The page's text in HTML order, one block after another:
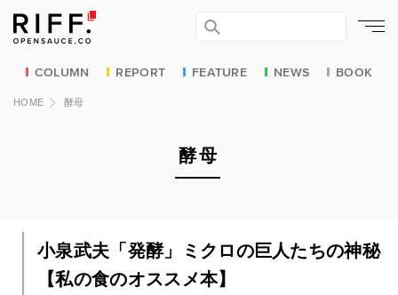
COLUMN REPORT FEATURE NEWS BOOK
HOME 酵母
酵母
小泉武夫「発酵」ミクロの巨人たちの神秘
【私の食のオススメ本】